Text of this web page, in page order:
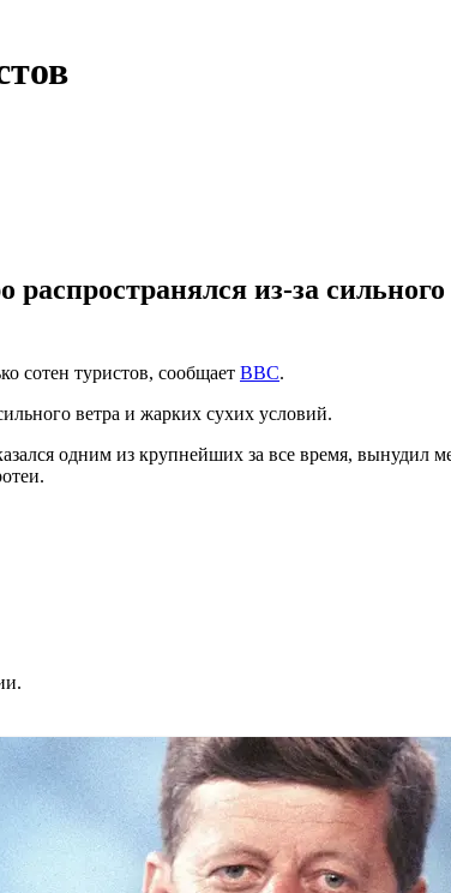
из-за
сотен туристов, сообщает BBC.
ветра и жарких сухих условий.
одним из крупнейших за все время, вынудил